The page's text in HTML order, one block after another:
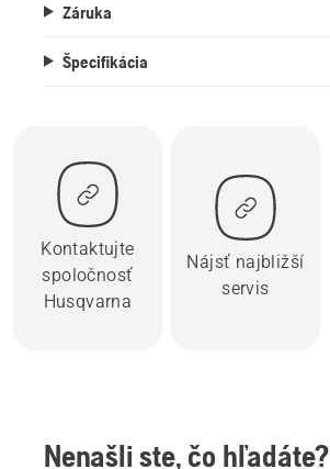
Záruka
Špecifikácia
Kontaktujte
spoločnosť
Husqvarna
Nájsť najbližší
servis
Nenašli ste, čo hľadáte?